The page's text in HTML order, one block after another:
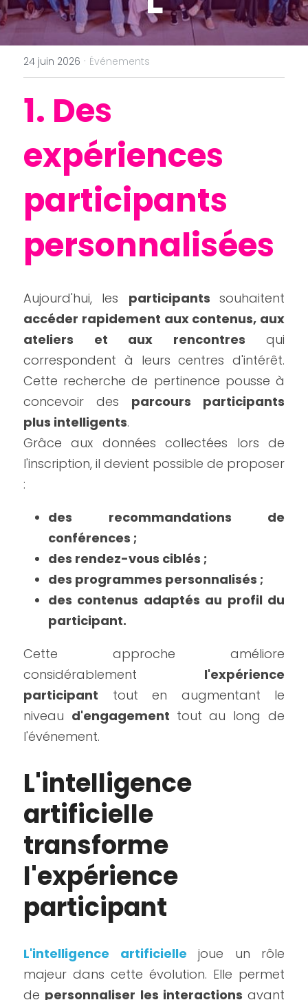
24 juin 2026 · Événements
​1. Des
expériences
participants
personnalisées
Aujourd'hui, les participants
accéder rapidement aux contenus, aux
ateliers et aux rencontres qui
correspondent à leurs centres d'intérêt.
Cette recherche de pertinence pousse à
concevoir des parcours participants
plus intelligents.
Grâce aux données collectées lors de
l'inscription, il devient possible de proposer
:
des recommandations de
conférences ;
des rendez-vous ciblés ;
des programmes personnalisés ;
des contenus adaptés au profil du
participant.
Cette approche améliore
considérablement l'expérience
participant tout en augmentant le
niveau d'engagement tout au long de
l'événement.
L'intelligence
artificielle
transforme
l'expérience
participant
L'intelligence artificielle joue un rôle
majeur dans cette évolution. Elle permet
de personnaliser les interactions avant